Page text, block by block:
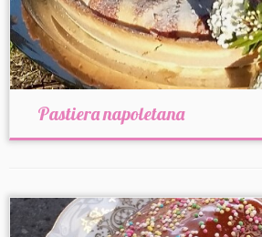
Pastiera napoletana